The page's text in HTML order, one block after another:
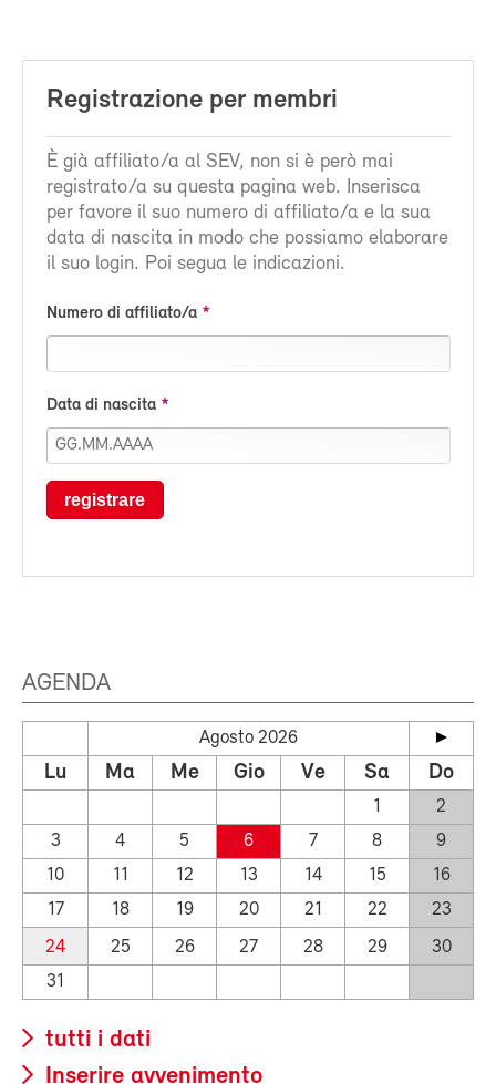
Registrazione per membri
È già affiliato/a al SEV, non si è però mai
registrato/a su questa pagina web. Inserisca
per favore il suo numero di affiliato/a e la sua
data di nascita in modo che possiamo elaborare
il suo login. Poi segua le indicazioni.
Numero di affiliato/a
Data di nascita
registrare
AGENDA
Agosto 2026
Lu Ma Me Gio Ve Sa Do
1
2
3
4 5 6 7 8
9
10
11 12 13 14 15
16
17
18 19 20 21 22
23
24
25 26 27 28 29
30
31
tutti i dati
Inserire avvenimento